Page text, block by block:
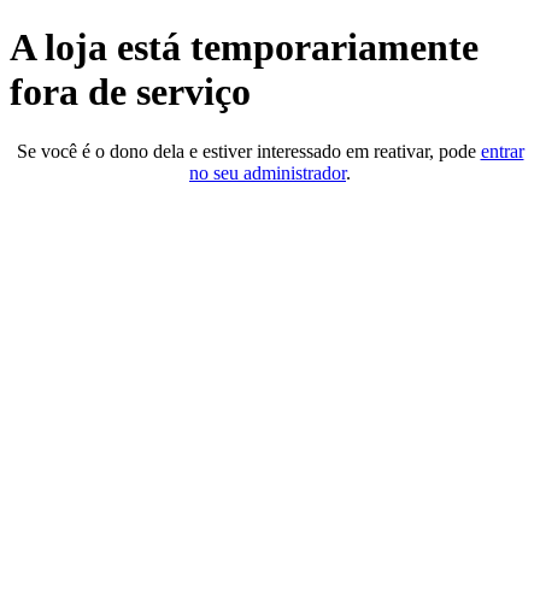
A loja está temporariamente
fora de serviço
Se você é o dono dela e estiver interessado em reativar, pode entrar
no seu administrador.